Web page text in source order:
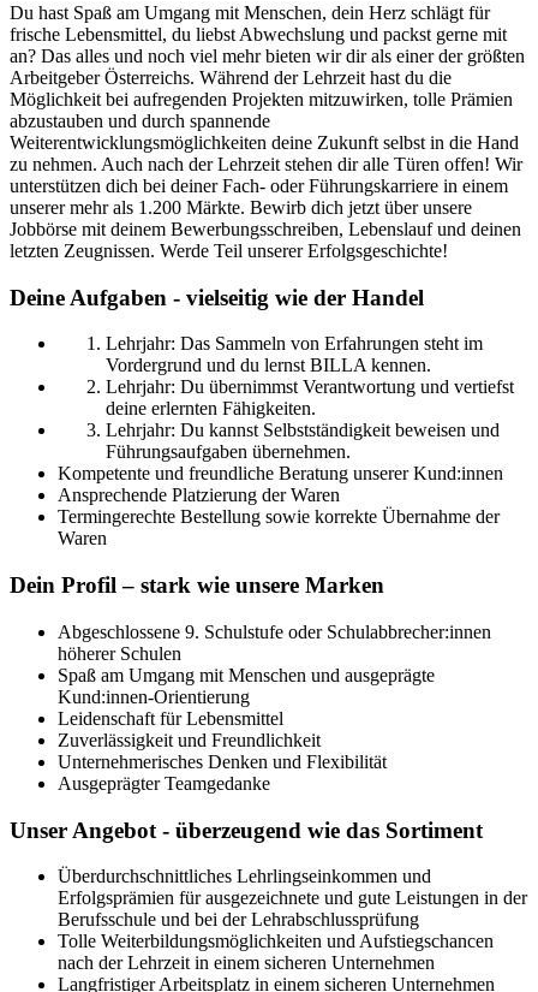
Du hast Spaß am Umgang mit Menschen, dein Herz schlägt für
frische Lebensmittel, du liebst Abwechslung und packst gerne mit
an? Das alles und noch viel mehr bieten wir dir als einer der größten
Arbeitgeber Österreichs. Während der Lehrzeit hast du die
Möglichkeit bei aufregenden Projekten mitzuwirken, tolle Prämien
abzustauben und durch spannende
Weiterentwicklungsmöglichkeiten deine Zukunft selbst in die Hand
zu nehmen. Auch nach der Lehrzeit stehen dir alle Türen offen! Wir
unterstützen dich bei deiner Fach- oder Führungskarriere in einem
unserer mehr als 1.200 Märkte. Bewirb dich jetzt über unsere
Jobbörse mit deinem Bewerbungsschreiben, Lebenslauf und deinen
letzten Zeugnissen. Werde Teil unserer Erfolgsgeschichte!
Deine Aufgaben - vielseitig wie der Handel
Lehrjahr: Das Sammeln von Erfahrungen steht im
Vordergrund und du lernst BILLA kennen.
Lehrjahr: Du übernimmst Verantwortung und vertiefst
deine erlernten Fähigkeiten.
Lehrjahr: Du kannst Selbstständigkeit beweisen und
Führungsaufgaben übernehmen.
Kompetente und freundliche Beratung unserer Kund:innen
Ansprechende Platzierung der Waren
Termingerechte Bestellung sowie korrekte Übernahme der
Waren
Dein Profil – stark wie unsere Marken
Abgeschlossene 9. Schulstufe oder Schulabbrecher:innen
höherer Schulen
Spaß am Umgang mit Menschen und ausgeprägte
Kund:innen-Orientierung
Leidenschaft für Lebensmittel
Zuverlässigkeit und Freundlichkeit
Unternehmerisches Denken und Flexibilität
Ausgeprägter Teamgedanke
Unser Angebot - überzeugend wie das Sortiment
Überdurchschnittliches Lehrlingseinkommen und
Erfolgsprämien für ausgezeichnete und gute Leistungen in der
Berufsschule und bei der Lehrabschlussprüfung
Tolle Weiterbildungsmöglichkeiten und Aufstiegschancen
nach der Lehrzeit in einem sicheren Unternehmen
Langfristiger Arbeitsplatz in einem sicheren Unternehmen